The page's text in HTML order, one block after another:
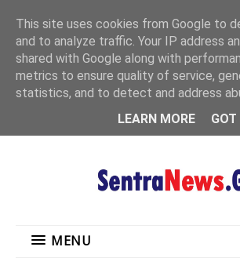
MENU
This site uses cookies from Google to
and to analyze traffic. Your IP address
shared with Google along with
metrics to ensure quality of service,
statistics, and to detect and address
LEARN MORE
GOT